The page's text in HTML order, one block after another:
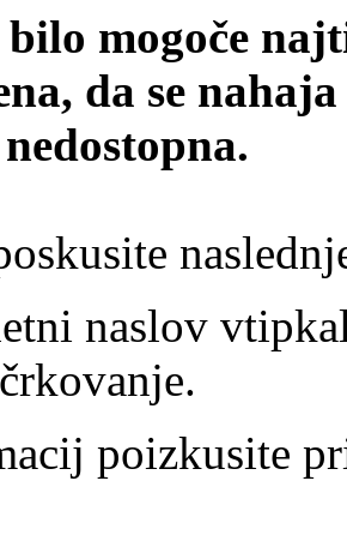
mogoče
da se
naslov
poizkusite